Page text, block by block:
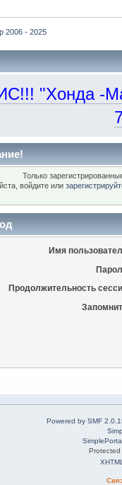
2006 - 2025
"Хонда -
Только
войдите или
Имя
Продолжительность
Powered by SMF